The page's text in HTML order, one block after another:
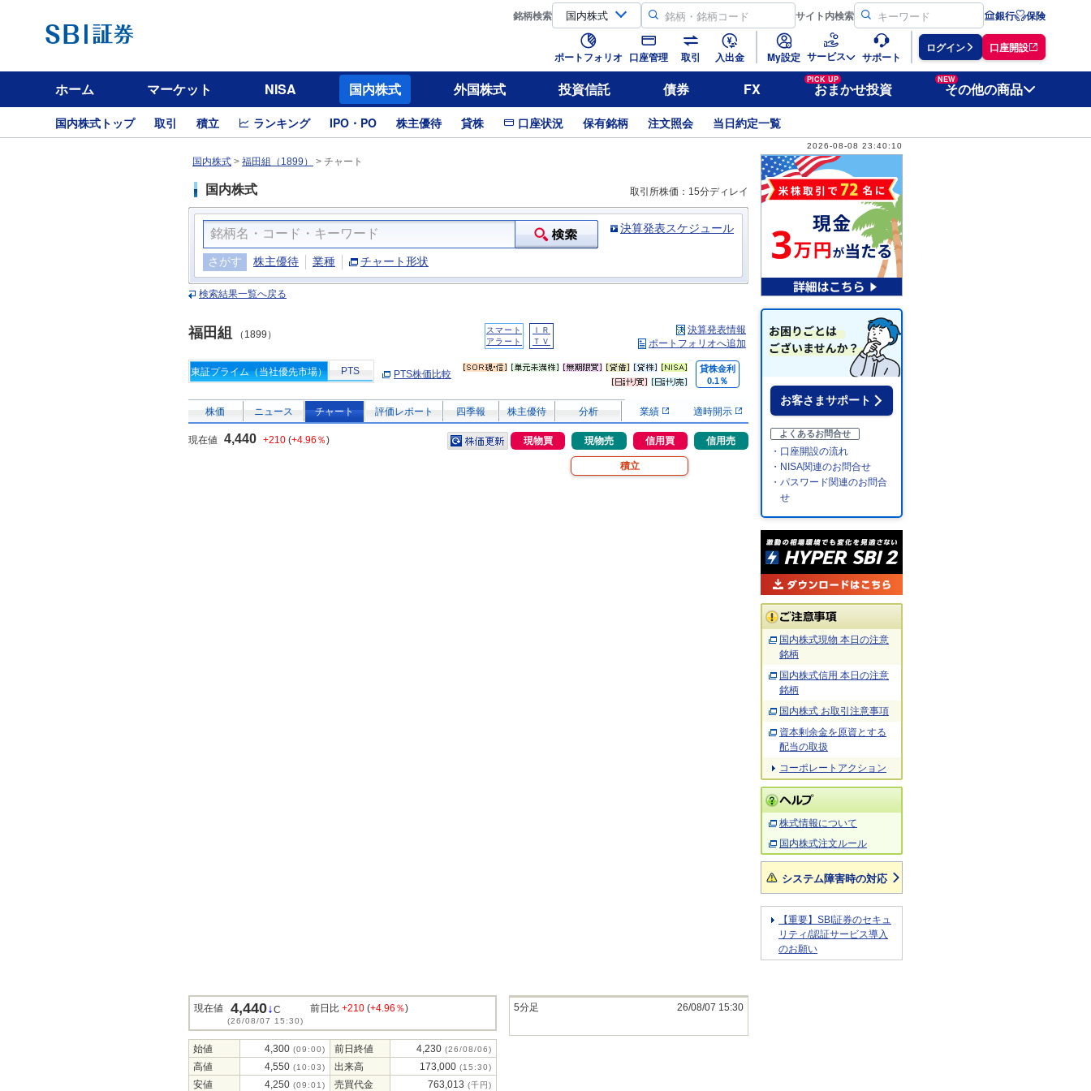
銘柄検索 サイト内検索 銀行 保険
ポートフォリオ 口座管理 取引 入出金 My設定 サービス サポート
ログイン 口座開設
ホーム マーケット NISA 国内株式 外国株式 投資信託 債券 FX
PICK UP
おまかせ投資
NEW
その他の商品
国内株式トップ 取引 積立 ランキング IPO・PO 株主優待 貸株 口座状況 保有銘柄 注文照会 当日約定一覧
2026-08-08 23:40:10
国内株式 > 福田組（1899） > チャート
国内株式 取引所株価：15分ディレイ
決算発表スケジュール
さがす 株主優待 業種 チャート形状
検索結果一覧へ戻る
福田組 （1899）
スマート
アラート
ＩＲ
ＴＶ
決算発表情報
ポートフォリオへ追加
東証プライム（当社優先市場） PTS PTS株価比較
貸株金利
0.1％
株価 ニュース チャート 評価レポート 四季報 株主優待 分析 業績 適時開示
現在値 4,440 +210 (+4.96％) 現物買 現物売 信用買 信用売
積立
現在値 4,440↓C
(26/08/07 15:30)
前日比 +210 (+4.96％)
始値 4,300 (09:00) 前日終値 4,230 (26/08/06)
高値 4,550 (10:03) 出来高 173,000 (15:30)
安値 4,250 (09:01) 売買代金 763,013 (千円)
5分足 26/08/07 15:30
お客さまサポート
よくあるお問合せ
・口座開設の流れ
・NISA関連のお問合せ
・パスワード関連のお問合
せ
国内株式現物 本日の注意
銘柄
国内株式信用 本日の注意
銘柄
国内株式 お取引注意事項
資本剰余金を原資とする
配当の取扱
コーポレートアクション
株式情報について
国内株式注文ルール
システム障害時の対応
【重要】SBI証券のセキュ
リティ/認証サービス導入
のお願い